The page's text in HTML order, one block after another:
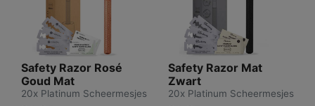
Safety Razor Rosé
Goud Mat
20x Platinum Scheermesjes
Safety Razor Mat
Zwart
20x Platinum Scheermesjes